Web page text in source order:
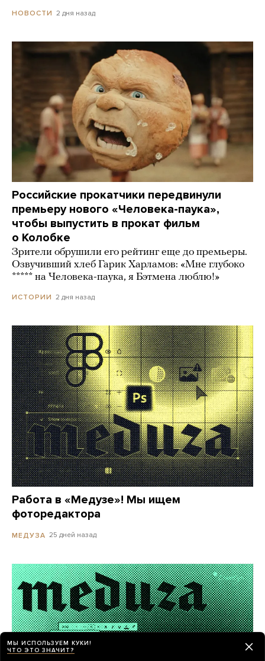
НОВОСТИ 2 дня назад
Российские прокатчики передвинули
премьеру нового «Человека-паука»,
чтобы выпустить в прокат фильм
о Колобке
Зрители обрушили его рейтинг еще до премьеры.
Озвучивший хлеб Гарик Харламов: «Мне глубоко
***** на Человека-паука, я Бэтмена люблю!»
ИСТОРИИ 2 дня назад
Работа в «Медузе»! Мы ищем
фоторедактора
МЕДУЗА 25 дней назад
МЫ ИСПОЛЬЗУЕМ КУКИ!
ЧТО ЭТО ЗНАЧИТ?